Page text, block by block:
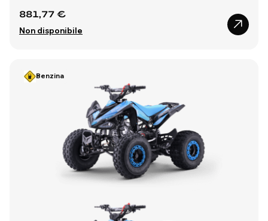
881,77 €
Non disponibile
Benzina